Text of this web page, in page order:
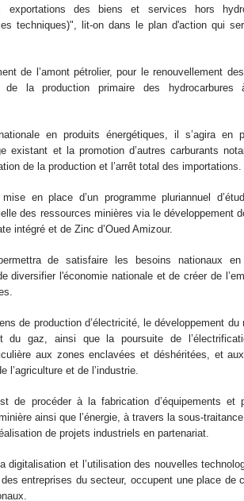
des biens et services hors
techniques)", lit-on dans le plan d'action qui
de l’amont pétrolier, pour le renouvellement
de la production primaire des hydrocarbures
en produits énergétiques, il s’agira en
existant et la promotion d’autres carburants
de la production et l’arrêt total des importations.
en place d’un programme pluriannuel
des ressources minières via le développement
intégré et de Zinc d’Oued Amizour.
de satisfaire les besoins nationaux en
diversifier l'économie nationale et de créer de
de production d’électricité, le développement du
du gaz, ainsi que la poursuite de
aux zones enclavées et déshéritées, et
l’agriculture et de l’industrie.
de procéder à la fabrication d’équipements et
ainsi que l’énergie, à travers la sous-
de projets industriels en partenariat.
digitalisation et l’utilisation des nouvelles
entreprises du secteur, occupent une place de